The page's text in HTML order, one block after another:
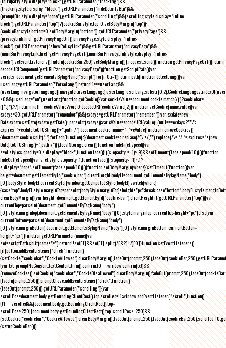
(tracking.style.display="block"),getURLParameter("hideDetailsBtn")&&
(promptBtn.style.display="none"),getURLParameter("scrolling")&&(scrolling.style.display="inline-
block"),getURLParameter("top")?(cookieBar.style.top=0,setBodyMargin("top")):
(cookieBar.style.bottom=0,setBodyMargin("bottom")),getURLParameter("privacyPage")&&
(privacyLink.href=getPrivacyPageUrl(),privacyPage.style.display="inline-
block"),getURLParameter("showPolicyLink")&&getURLParameter("privacyPage")&&
(mainBarPrivacyLink.href=getPrivacyPageUrl(),mainBarPrivacyLink.style.display="inline-
block"),setEventListeners(),fadeIn(cookieBar,250),setBodyMargin()}},request.send()}function getPrivacyPageUrl(){return
decodeURIComponent(getURLParameter("privacyPage"))}function getScriptPath(){var
scripts=document.getElementsByTagName("script");for(i=0;i-1))return path}function detectLang(){var
userLang=getURLParameter("forceLang");return!1===userLang&&
<0&&(userLang="en"),userLang}function getCookie(){var cookieValue=document.cookie.match(/(;)?cookiebar=
([^;]*);?/);return null==cookieValue?void 0:decodeURI(cookieValue[2])}function setCookie(name,value){var
exdays=30;getURLParameter("remember")&&(exdays=getURLParameter("remember"));var exdate=new
Date;exdate.setDate(exdate.getDate()+parseInt(exdays));var cValue=encodeURI(value)+(null===exdays?"":";
expires="+exdate.toUTCString()+";path=/");document.cookie=name+"="+cValue}function removeCookies()
{document.cookie.split(";").forEach(function(c){document.cookie=c.replace(/^\ +/,"").replace(/\=.*/,"=;expires="+(new
Date).toUTCString()+";path=/")}),localStorage.clear()}function fadeIn(el,speed){var
s=el.style;s.opacity=0,s.display="block",function fade(){!((s.opacity-=-.1)>.9)&&setTimeout(fade,speed/10)}()}function
fadeOut(el,speed){var s=el.style;s.opacity=1,function fade(){(s.opacity-=.1)<.1?
s.display="none":setTimeout(fade,speed/10)}()}function setBodyMargin(where){setTimeout(function(){var
height=document.getElementById("cookie-bar").clientHeight,bodyEl=document.getElementsByTagName("body")
[0],bodyStyle=bodyEl.currentStyle||window.getComputedStyle(bodyEl);switch(where)
clearBodyMargin(){var height=document.getElementById("cookie-bar").clientHeight;if(getURLParameter("top")){var
currentTop=parseInt(document.getElementsByTagName("body")
[0].style.marginTop);document.getElementsByTagName("body")[0].style.marginTop=currentTop-height+"px"}else{var
currentBottom=parseInt(document.getElementsByTagName("body")
[0].style.marginBottom);document.getElementsByTagName("body")[0].style.marginBottom=currentBottom-
height+"px"}}function getURLParameter(name){var
set=scriptPath.split(name+"=");return!!set[1]&&set[1].split(/[&?]+/)[0]}function setEventListeners()
{if(button.addEventListener("click",function()
{var txt=promptNoConsent.textContent.trim(),confirm;!0===window.confirm(txt)&&
{fadeIn(prompt,250)}),promptClose.addEventListener("click",function()
{fadeOut(prompt,250)}),getURLParameter("scrolling")){var
scrollPos=document.body.getBoundingClientRect().top,scrolled=!1;window.addEventListener("scroll",function()
{!1===scrolled&&(document.body.getBoundingClientRect().top-
scrollPos>250||document.body.getBoundingClientRect().top-scrollPos<-250)&&
{setupCookieBar()});